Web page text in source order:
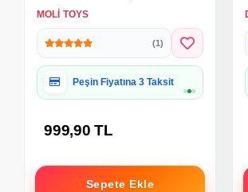
Arabalı At Dış Mekan
Oyuncak
MOLI TOYS
(1)
Hediye Paketine Uygun
999,90 TL
Sepete Ekle